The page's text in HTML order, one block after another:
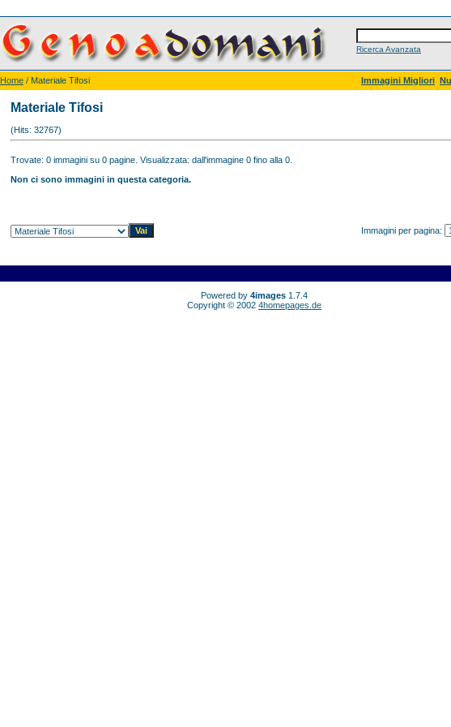
Ricerca Avanzata
Home / Materiale Tifosi Immagini Migliori
Materiale Tifosi
(Hits: 32767)
Trovate: 0 immagini su 0 pagine. Visualizzata: dall'immagine 0 fino alla 0.
Non ci sono immagini in questa categoria.
Immagini per pagina:
Powered by 4images 1.7.4
Copyright © 2002 4homepages.de